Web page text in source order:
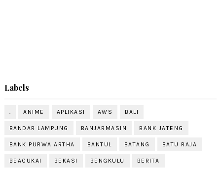
Labels
. ANIME APLIKASI AWS BALI
BANDAR LAMPUNG BANJARMASIN BANK JATENG
BANK PURWA ARTHA BANTUL BATANG BATU RAJA
BEACUKAI BEKASI BENGKULU BERITA